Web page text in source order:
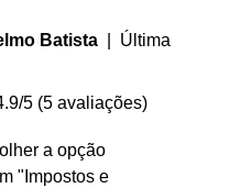
Batista | Última
5 (5 avaliações)
a opção
"Impostos e